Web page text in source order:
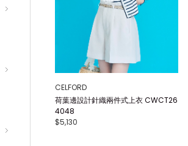
CELFORD
荷葉邊設計針織兩件式上衣 CWCT26
4048
$5,130